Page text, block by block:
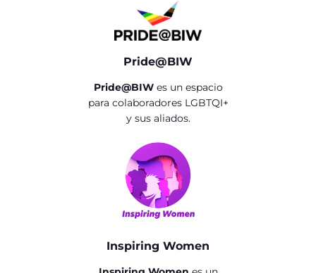
Pride@BIW
Pride@BIWes un espacio
para colaboradores LGBTQI+
y sus aliados.
Inspiring Women